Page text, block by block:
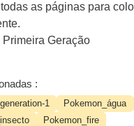
as páginas para
Primeira Geração
:
1 Pokemon_água
Pokemon_fire